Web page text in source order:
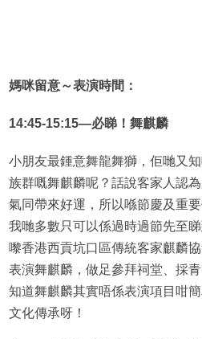
媽咪留意～表演時間：
14:45-15:15—必睇！ 舞麒麟
小朋友最鍾意舞龍舞獅，佢哋又
族群嘅舞麒麟呢？話說客家人認
氣同帶來好運，所以喺節慶及重
我哋多數只可以係過時過節先至
嚟香港西貢坑口區傳統客家麒麟
表演舞麒麟，做足參拜祠堂、採
知道舞麒麟其實唔係表演項目咁
文化傳承呀！